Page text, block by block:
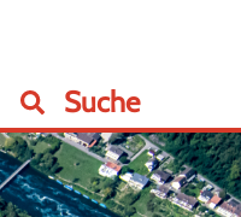
Suche